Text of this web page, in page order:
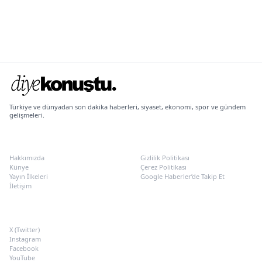
Türkiye ve dünyadan son dakika haberleri, siyaset, ekonomi, spor ve gündem
gelişmeleri.
Hakkımızda
Künye
Yayın İlkeleri
İletişim
Gizlilik Politikası
Çerez Politikası
Google Haberler’de Takip Et
X (Twitter)
Instagram
Facebook
YouTube